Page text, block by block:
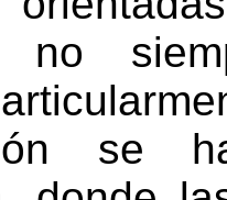
no
se